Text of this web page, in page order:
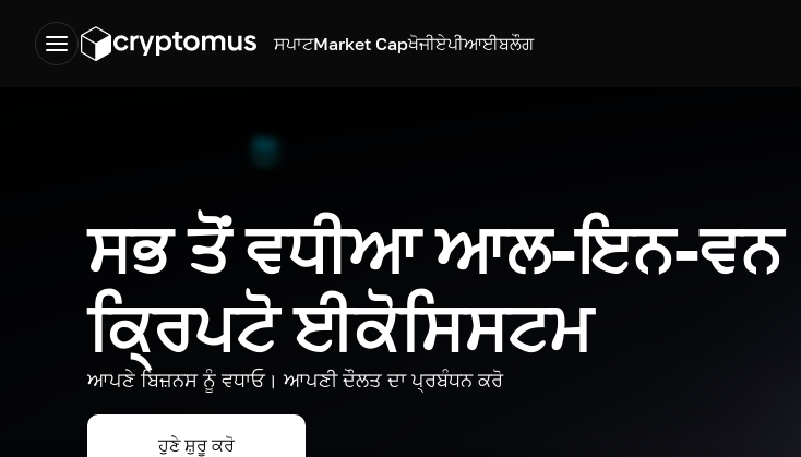
ਸਪਾਟMarket Capਖੋਜੀਏਪੀਆਈਬਲੌਗ
ਸਭ ਤੋਂ ਵਧੀਆ ਆਲ-ਇਨ-ਵਨ
ਕ੍ਰਿਪਟੋ ਈਕੋਸਿਸਟਮ
ਆਪਣੇ ਬਿਜ਼ਨਸ ਨੂੰ ਵਧਾਓ। ਆਪਣੀ ਦੌਲਤ ਦਾ ਪ੍ਰਬੰਧਨ ਕਰੋ
ਹੁਣੇ ਸ਼ੁਰੂ ਕਰੋ